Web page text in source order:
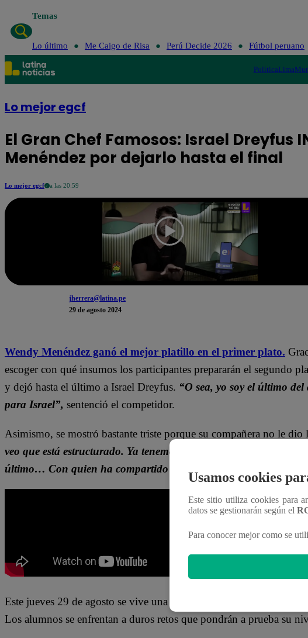
Temas
Lo último Me Caigo de Risa Perú Decide 2026 Fútbol peruano
PolíticaLima
Lo mejor egcf
El Gran Chef Famosos: Israel Dreyfus
Menéndez por dejarlo hasta el final
Lo mejor egcf a las 20:59
jherrera@latina.pe
29 de agosto 2024
Wendy Menéndez ganó el mejor platillo en el primer plato.
escoger con qué insumos los participantes prepararán el segundo
y dejó hasta el último a Israel Dreyfus. “O sea, yo soy el último
para Israel”, sentenció el competidor.
Asimismo, se mostró bastante triste porque su compañera no le
veo que está estructurado. Ya tenemos la pirámide de
último… Con quien ha compartido cocina, un poco más y ni me
Este jueves 29 de agosto se vive una nueva noche de competencia
Los alumnos se enfrentan a duros retos que pondrán a prueba su
Usamos cookies
Este sitio utiliza cookies para
datos se gestionarán según el
Para conocer mejor como se